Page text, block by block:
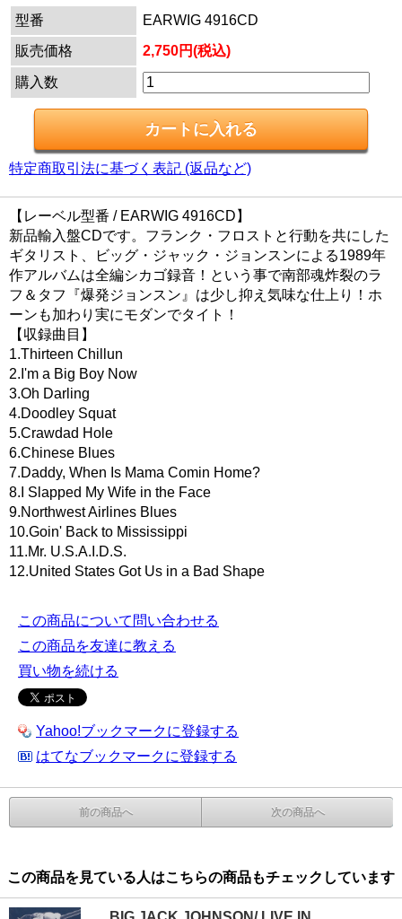
型番
EARWIG 4916CD
販売価格
2,750円(税込)
購入数
特定商取引法に基づく表記 (返品など)
【レーベル型番 / EARWIG 4916CD】
新品輸入盤CDです。フランク・フロストと行動を共にした
ギタリスト、ビッグ・ジャック・ジョンスンによる1989年
作アルバムは全編シカゴ録音！という事で南部魂炸裂のラ
フ＆タフ『爆発ジョンスン』は少し抑え気味な仕上り！ホ
ーンも加わり実にモダンでタイト！
【収録曲目】
1.Thirteen Chillun
2.I'm a Big Boy Now
3.Oh Darling
4.Doodley Squat
5.Crawdad Hole
6.Chinese Blues
7.Daddy, When Is Mama Comin Home?
8.I Slapped My Wife in the Face
9.Northwest Airlines Blues
10.Goin' Back to Mississippi
11.Mr. U.S.A.I.D.S.
12.United States Got Us in a Bad Shape
この商品について問い合わせる
この商品を友達に教える
買い物を続ける
Yahoo!ブックマークに登録する
はてなブックマークに登録する
前の商品へ 次の商品へ
この商品を見ている人はこちらの商品もチェックしています